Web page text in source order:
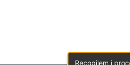
Recopilem i